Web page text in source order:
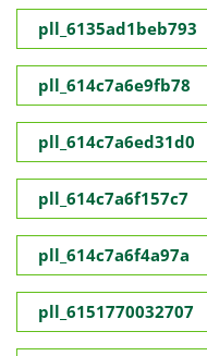
pll_6135ad1beb793
pll_614c7a6e9fb78
pll_614c7a6ed31d0
pll_614c7a6f157c7
pll_614c7a6f4a97a
pll_6151770032707